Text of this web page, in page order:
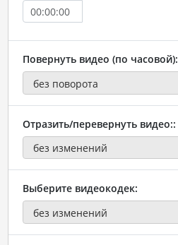
Повернуть видео (по часовой):
Отразить/перевернуть видео::
Выберите видеокодек: